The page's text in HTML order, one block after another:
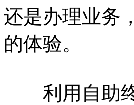
还是办理业务
的体验。
利用自助终